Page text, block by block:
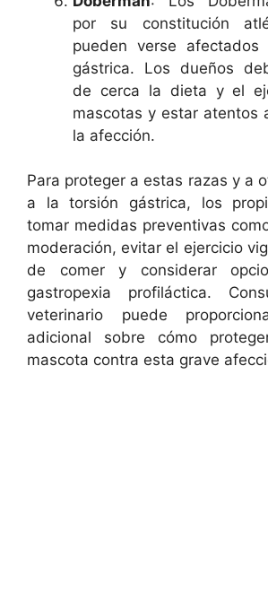
por su constitución
pueden verse
gástrica. Los dueños
de cerca la dieta y el
mascotas y estar atentos
la afección.
Para proteger a estas razas y a
a la torsión gástrica, los
tomar medidas preventivas
moderación, evitar el ejercicio
de comer y considerar
gastropexia profiláctica.
veterinario puede
adicional sobre cómo
mascota contra esta grave